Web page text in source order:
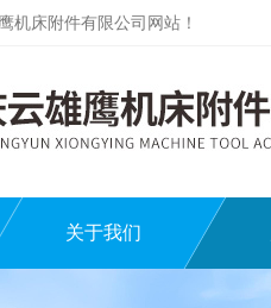
机床附件有限公司网站！
关于我们